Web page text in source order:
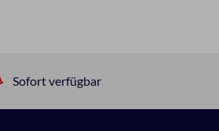
Sofort verfügbar